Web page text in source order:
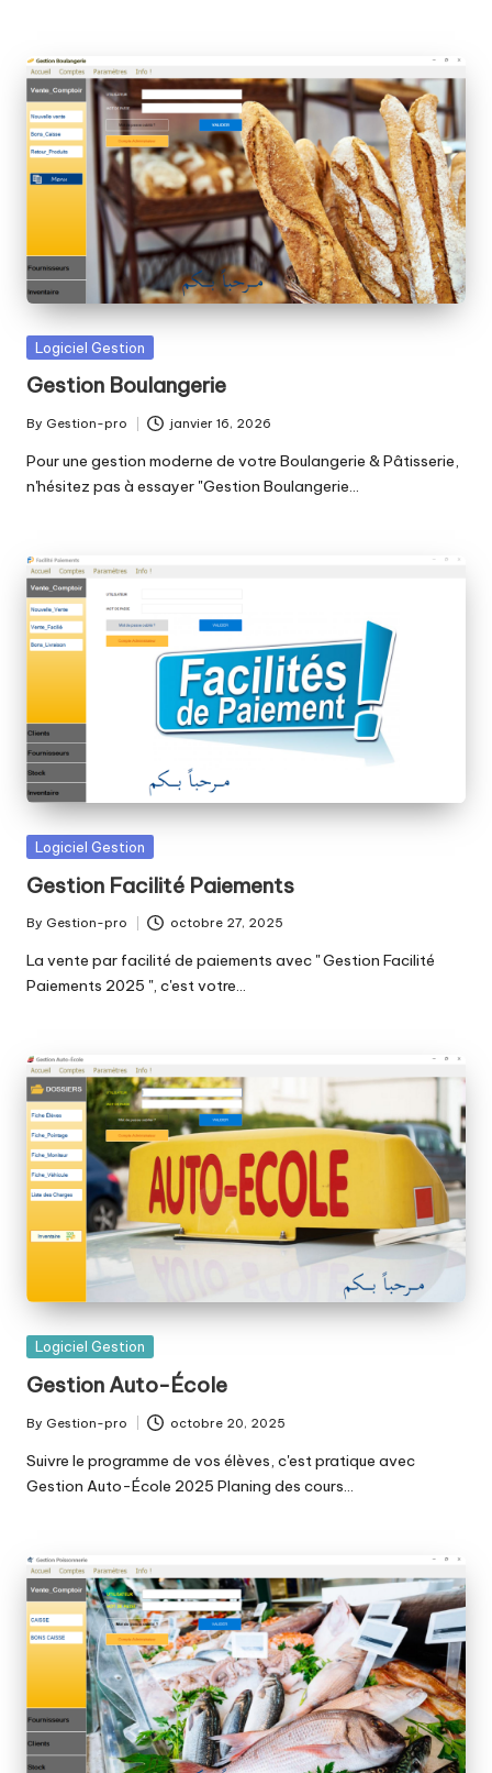
Posted
Logiciel Gestion
Gestion Boulangerie
Posted
by
By Gestion-pro janvier 16, 2026
Pour une gestion moderne de votre Boulangerie & Pâtisserie,
n'hésitez pas à essayer "Gestion Boulangerie…
Posted
Logiciel Gestion
Gestion Facilité Paiements
Posted
by
By Gestion-pro octobre 27, 2025
La vente par facilité de paiements avec '' Gestion Facilité
Paiements 2025 '', c'est votre…
Posted
Logiciel Gestion
Gestion Auto-École
Posted
by
By Gestion-pro octobre 20, 2025
Suivre le programme de vos élèves, c'est pratique avec
Gestion Auto-École 2025 Planing des cours…